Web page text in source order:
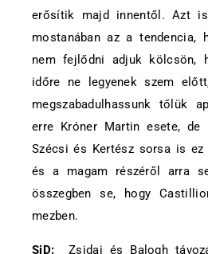
erősítik majd innentől. Azt
mostanában az a tendencia,
nem fejlődni adjuk kölcsön,
időre ne legyenek szem
megszabadulhassunk tőlük
erre Króner Martin esete,
Szécsi és Kertész sorsa is
és a magam részéről arra
összegben se, hogy
mezben.
SiD: Zsidai és Balogh